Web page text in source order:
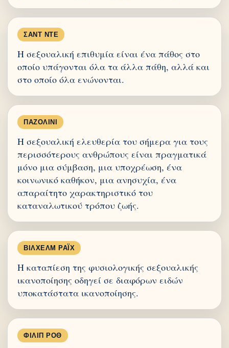
ΣΑΝΤ ΝΤΕ
Η σεξουαλική επιθυμία είναι ένα πάθος στο
οποίο υπάγονται όλα τα άλλα πάθη, αλλά και
στο οποίο όλα ενώνονται.
ΠΑΖΟΛΊΝΙ
Η σεξουαλική ελευθερία του σήμερα για τους
περισσότερους ανθρώπους είναι πραγματικά
μόνο μια σύμβαση, μια υποχρέωση, ένα
κοινωνικό καθήκον, μια ανησυχία, ένα
απαραίτητο χαρακτηριστικό του
καταναλωτικού τρόπου ζωής.
ΒΊΛΧΕΛΜ ΡΆΙΧ
Η καταπίεση της φυσιολογικής σεξουαλικής
ικανοποίησης οδηγεί σε διαφόρων ειδών
υποκατάστατα ικανοποίησης.
ΦΊΛΙΠ ΡΟΘ